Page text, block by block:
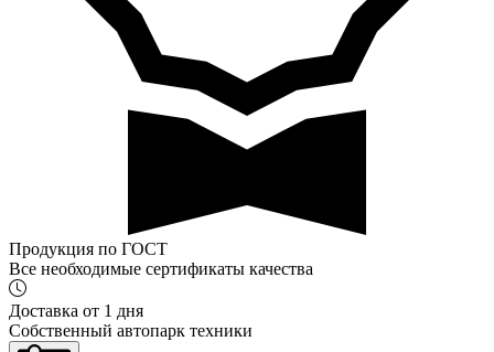
Продукция по ГОСТ
Все необходимые сертификаты качества
Доставка от 1 дня
Собственный автопарк техники